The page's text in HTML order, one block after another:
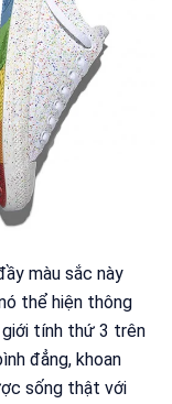
màu sắc này
thể hiện thông
tính thứ 3 trên
đẳng, khoan
sống thật với